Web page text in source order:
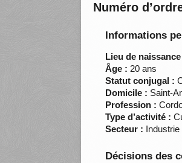
Numéro
Informations
Lieu de
Âge : 20 ans
Statut conjugal :
Domicile : Saint-
Profession :
Type d’activité :
Secteur : Industrie
Décisions des